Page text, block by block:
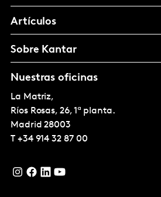
Artículos
Sobre Kantar
Nuestras oficinas
La Matriz,
Ríos Rosas, 26, 1ª planta.
Madrid 28003
T +34 914 32 87 00